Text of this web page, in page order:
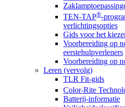
TEN-TAP®-
verlichtingsopties
Gids voor het
Voorbereiding op
eerstehulpverleners
Voorbereiding op
Leren (vervolg)
TLR Fit-gids
Color-Rite
Batterij-informatie